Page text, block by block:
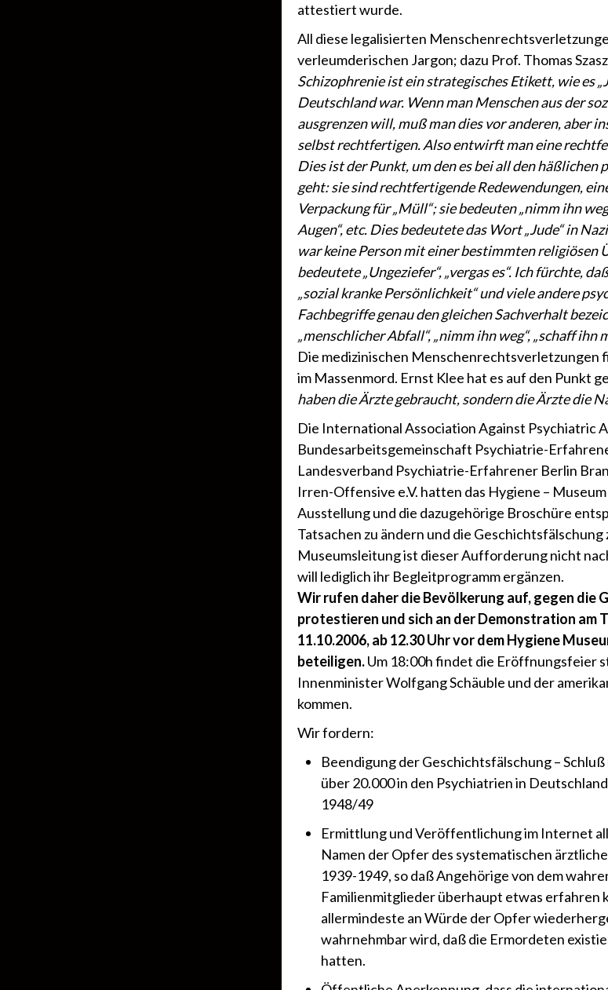
attestiert wurde.
All diese legalisierten
verleumderischen Jargon; dazu Prof. Thomas
Schizophrenie ist ein strategisches Etikett, wie es
Deutschland war. Wenn man Menschen aus der
ausgrenzen will, muß man dies vor anderen, aber
selbst rechtfertigen. Also entwirft man eine
Dies ist der Punkt, um den es bei all den häßlichen
geht: sie sind rechtfertigende Redewendungen,
Verpackung für „Müll“; sie bedeuten „nimm ihn
Augen“, etc. Dies bedeutete das Wort „Jude“ in
war keine Person mit einer bestimmten religiösen
bedeutete „Ungeziefer“, „vergas es“. Ich fürchte,
„sozial kranke Persönlichkeit“ und viele andere
Fachbegriffe genau den gleichen Sachverhalt
„menschlicher Abfall“, „nimm ihn weg“, „schaff ihn
Die medizinischen Menschenrechtsverletzungen
im Massenmord. Ernst Klee hat es auf den Punkt
haben die Ärzte gebraucht, sondern die Ärzte die
Die International Association Against Psychiatric
Bundesarbeitsgemeinschaft Psychiatrie-
Landesverband Psychiatrie-Erfahrener Berlin
Irren-Offensive e.V. hatten das Hygiene –
Ausstellung und die dazugehörige Broschüre
Tatsachen zu ändern und die Geschichtsfälschung
Museumsleitung ist dieser Aufforderung nicht
will lediglich ihr Begleitprogramm ergänzen.
Wir rufen daher die Bevölkerung auf, gegen die
protestieren und sich an der Demonstration am
11.10.2006, ab 12.30 Uhr vor dem Hygiene
beteiligen.Um 18:00h findet die Eröffnungsfeier
Innenminister Wolfgang Schäuble und der
kommen.
Wir fordern:
Beendigung der Geschichtsfälschung –
über 20.000 in den Psychiatrien in
1948/49
Ermittlung und Veröffentlichung im Internet
Namen der Opfer des systematischen
1939-1949, so daß Angehörige von dem
Familienmitglieder überhaupt etwas erfahren
allermindeste an Würde der Opfer
wahrnehmbar wird, daß die Ermordeten
hatten.